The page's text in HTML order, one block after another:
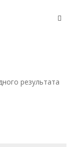
результата